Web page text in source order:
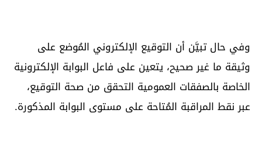
وفي حال تبيَّن أن التوقيع الإلكتروني المُوضع على
وثيقة ما غير صحيح، يتعين على فاعل البوابة الإلكترونية
الخاصة بالصفقات العمومية التحقق من صحة التوقيع،
عبر نقط المراقبة المُتاحة على مستوى البوابة المذكورة.